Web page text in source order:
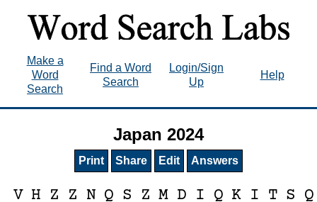
Make a
Word
Search
Find a Word
Search
Login/Sign
Up
Help
Japan 2024
Print Share Edit Answers
V H Z Z N Q S Z M D I Q K I T S Q